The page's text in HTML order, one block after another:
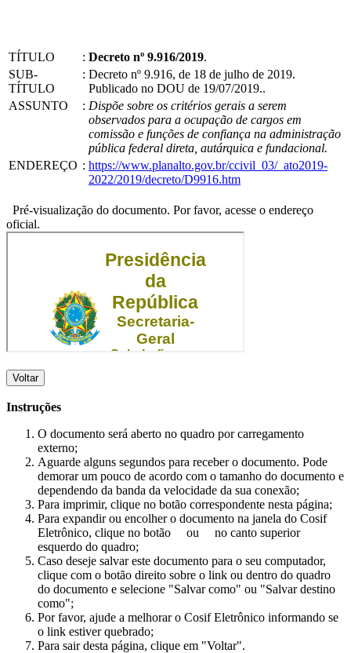
TÍTULO : Decreto nº 9.916/2019.
SUB-
TÍTULO
: Decreto nº 9.916, de 18 de julho de 2019.
Publicado no DOU de 19/07/2019..
ASSUNTO
: Dispõe sobre os critérios gerais a serem
observados para a ocupação de cargos em
comissão e funções de confiança na administração
pública federal direta, autárquica e fundacional.
ENDEREÇO : https://www.planalto.gov.br/ccivil_03/_ato2019-
2022/2019/decreto/D9916.htm
Pré-visualização do documento. Por favor, acesse o endereço
oficial.
Voltar
Instruções
O documento será aberto no quadro por carregamento
externo;
Aguarde alguns segundos para receber o documento. Pode
demorar um pouco de acordo com o tamanho do documento e
dependendo da banda da velocidade da sua conexão;
Para imprimir, clique no botão correspondente nesta página;
Para expandir ou encolher o documento na janela do Cosif
Eletrônico, clique no botão
ou
no canto superior
esquerdo do quadro;
Caso deseje salvar este documento para o seu computador,
clique com o botão direito sobre o link ou dentro do quadro
do documento e selecione "Salvar como" ou "Salvar destino
como";
Por favor, ajude a melhorar o Cosif Eletrônico informando se
o link estiver quebrado;
Para sair desta página, clique em "Voltar".